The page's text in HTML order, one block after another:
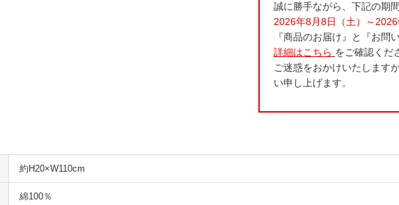
誠に勝手ながら、下記の期
2026年8月8日（土）～2026
『商品のお届け』と『お問
詳細はこちら をご確認くだ
ご迷惑をおかけいたします
い申し上げます。
約H20×W110cm
綿100％